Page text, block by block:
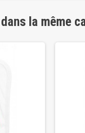
la même